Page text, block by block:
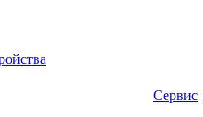
Сервис